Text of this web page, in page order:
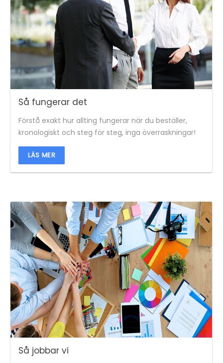
Så fungerar det
Förstå exakt hur allting fungerar när du beställer,
kronologiskt och steg för steg, inga överraskningar!
LÄS MER
Så jobbar vi